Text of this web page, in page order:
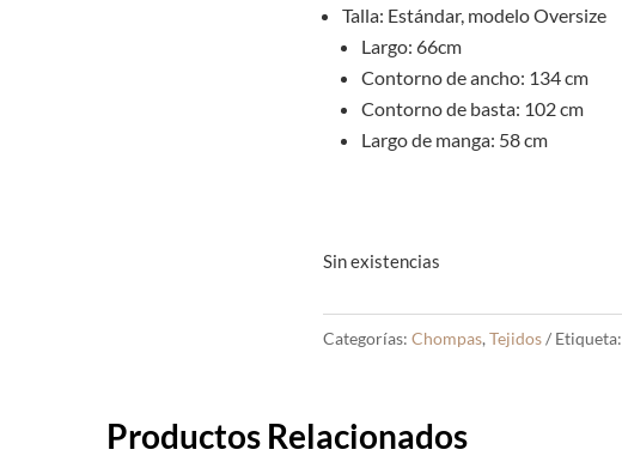
Talla: Estándar, modelo Oversize
Largo: 66cm
Contorno de ancho: 134 cm
Contorno de basta: 102 cm
Largo de manga: 58 cm
Sin existencias
Categorías: Chompas, Tejidos Etiqueta:
Productos Relacionados